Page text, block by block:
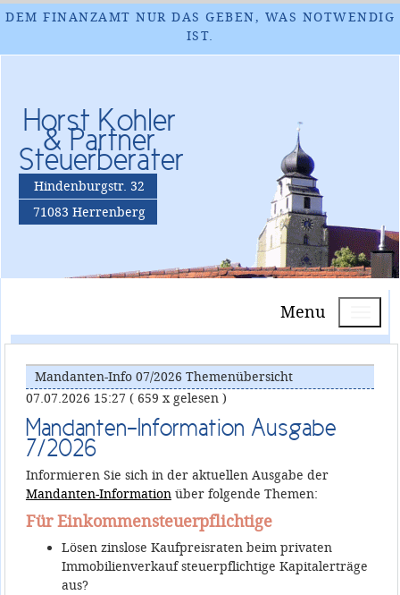
DEM FINANZAMT NUR DAS GEBEN, WAS NOTWENDIG
IST.
Horst Kohler
& Partner
Steuerberater
Hindenburgstr. 32
71083 Herrenberg
Menu
Mandanten-Info 07/2026 Themenübersicht
07.07.2026 15:27 ( 659 x gelesen )
Mandanten-Information Ausgabe
7/2026
Informieren Sie sich in der aktuellen Ausgabe der
Mandanten-Informationüber folgende Themen:
Für Einkommensteuerpflichtige
Lösen zinslose Kaufpreisraten beim privaten
Immobilienverkauf steuerpflichtige Kapitalerträge
aus?